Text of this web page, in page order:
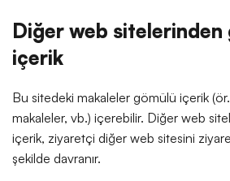
Diğer web sitelerinden
içerik
Bu sitedeki makaleler gömülü içerik
makaleler, vb.) içerebilir. Diğer web
içerik, ziyaretçi diğer web sitesini
şekilde davranır.